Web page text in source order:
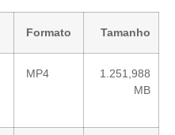
Formato Tamanho
MP4
1.251,988
MB